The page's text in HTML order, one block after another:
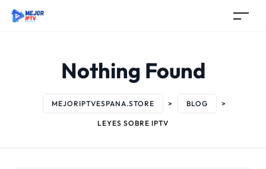
Nothing Found
MEJORIPTVESPANA.STORE > BLOG >
LEYES SOBRE IPTV